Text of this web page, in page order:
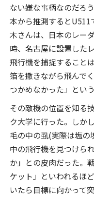
ない嫌な事柄なのだろ
本から推測するとU511
木さんは、日本のレー
時、名古屋に設置した
飛行機を捕捉すること
箔を撒きながら飛んで
つかめなかった」という
その敵機の位置を知る
ク大学に行った。しか
毛の中の虱(実際は塩の
中の飛行機を見つけら
か」との皮肉だった。
ケット」といわれるほ
いたら目標に向かって